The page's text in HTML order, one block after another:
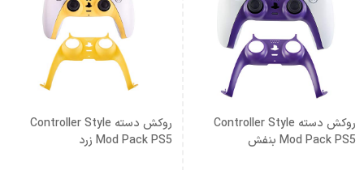
روکش دسته Controller Style
Mod Pack PS5 بنفش
روکش دسته Controller Style
Mod Pack PS5 زرد